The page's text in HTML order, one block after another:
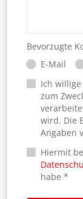
Bevorzugte
E-Mail
Ich
zum
wird. Die
Angaben
Hiermit
habe *